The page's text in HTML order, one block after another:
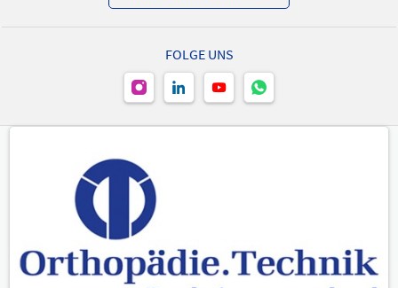
FOLGE UNS